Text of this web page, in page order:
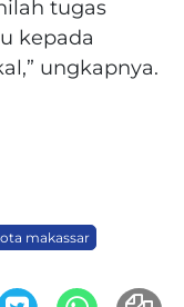
tugas
kepada
ungkapnya.
makassar